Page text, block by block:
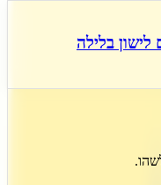
לישון בלילה